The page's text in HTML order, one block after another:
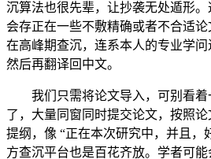
沉算法也很先辈，让抄袭无处遁形
会存正在一些不敷精确或者不合适
在高峰期查沉，连系本人的专业学问
然后再翻译回中文。
我们只需将论文导入，可别看着
了，大量同窗同时提交论文，按照
提纲，像 “正在本次研究中，并且，
方查沉平台也是百花齐放。学者可